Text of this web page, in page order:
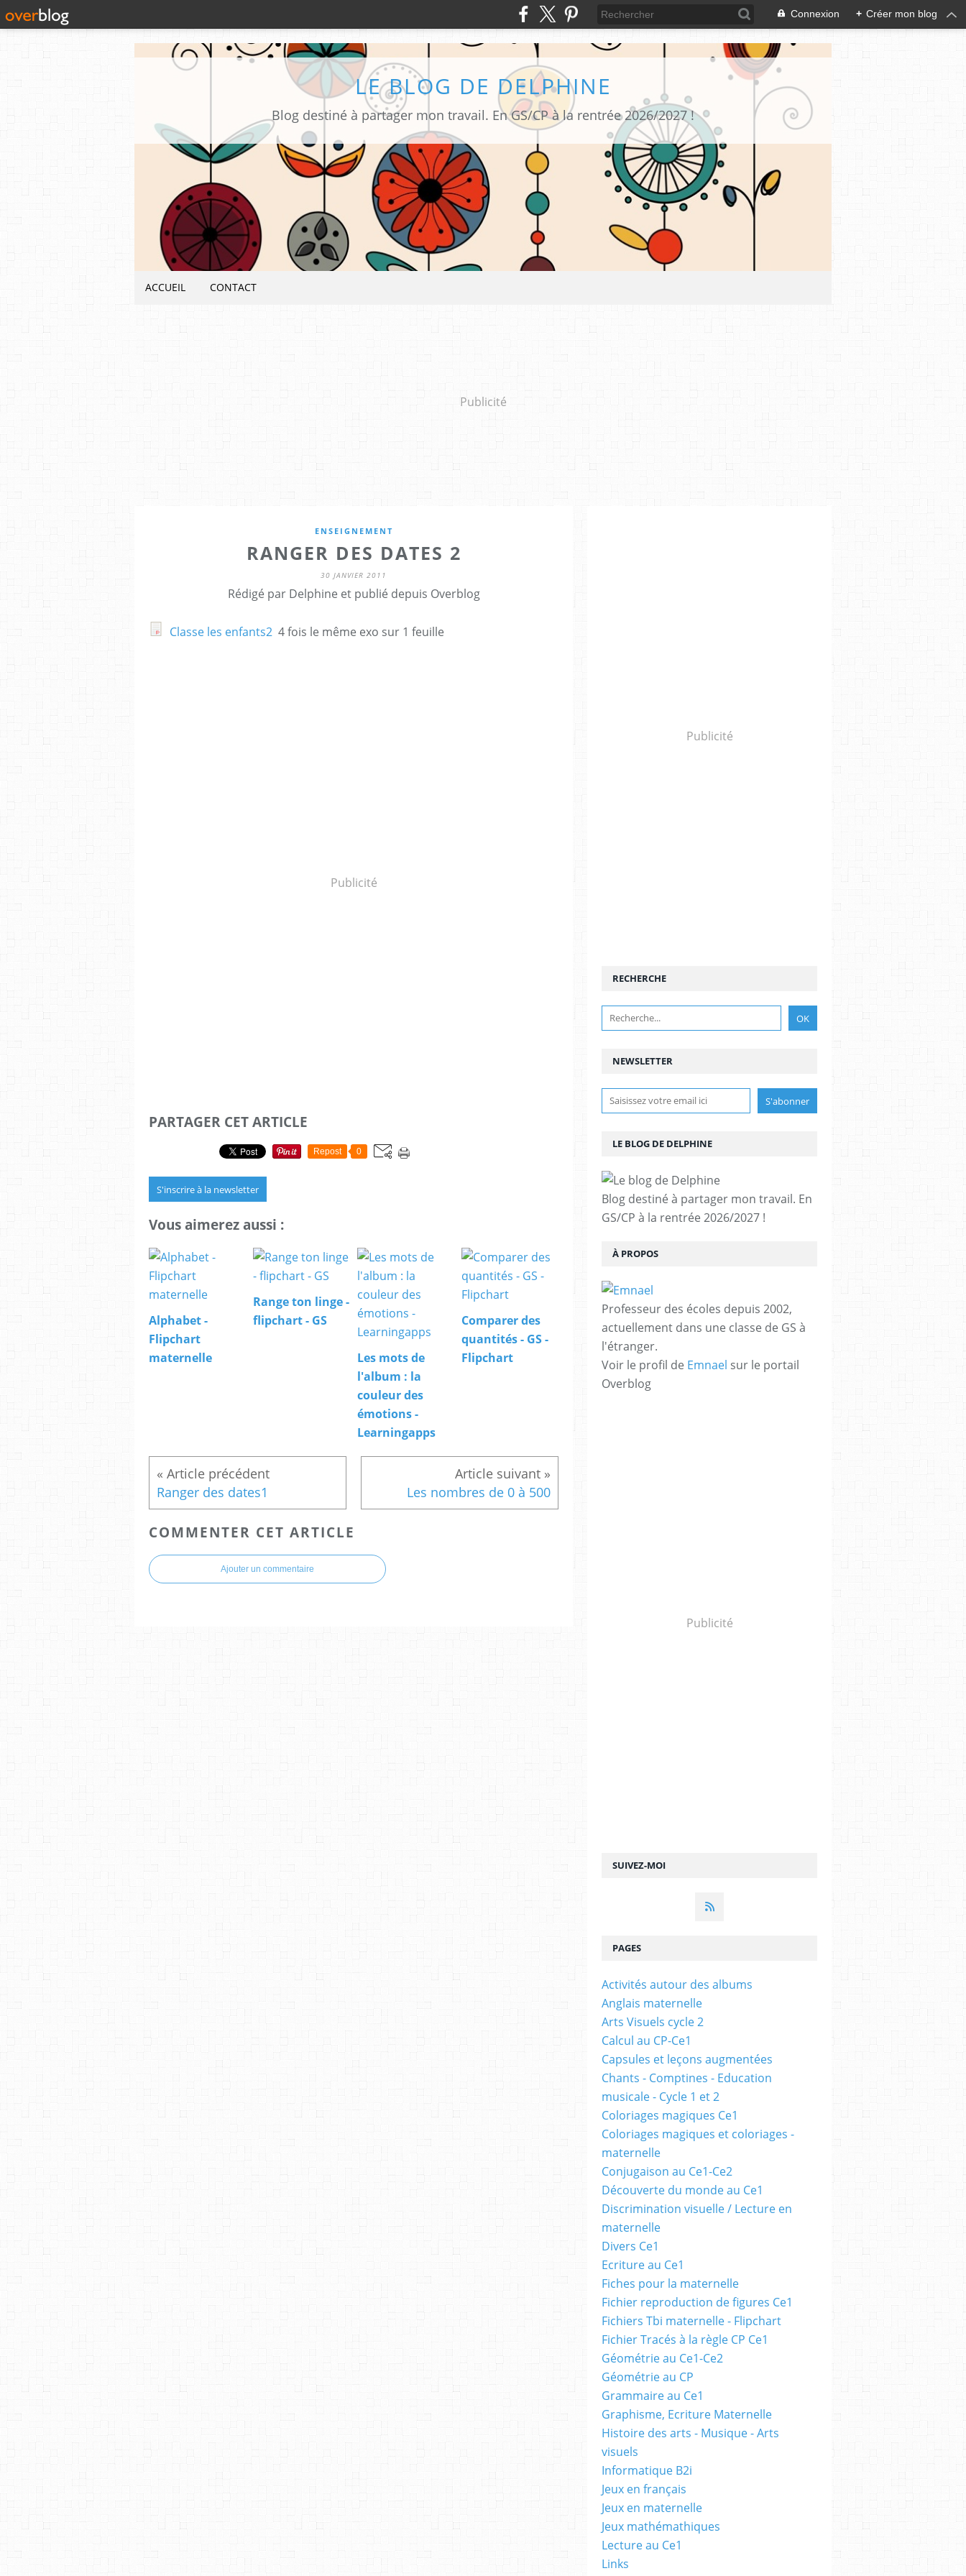
Connexion + Créer mon blog
LE BLOG DE DELPHINE
Blog destiné à partager mon travail. En GS/CP à la rentrée 2026/2027 !
ACCUEIL CONTACT
Publicité
ENSEIGNEMENT
RANGER DES DATES 2
30 JANVIER 2011
Rédigé par Delphine et publié depuis Overblog
Classe les enfants2 4 fois le même exo sur 1 feuille
Publicité
PARTAGER CET ARTICLE
Repost 0
S'inscrire à la newsletter
Vous aimerez aussi :
Alphabet -
Flipchart
maternelle
Range ton linge -
flipchart - GS
Les mots de
l'album : la
couleur des
émotions -
Learningapps
Comparer des
quantités - GS -
Flipchart
Ranger des dates1 Les nombres de 0 à 500
COMMENTER CET ARTICLE
Ajouter un commentaire
Publicité
NEWSLETTER
SUIVEZ-MOI
RECHERCHE
LE BLOG DE DELPHINE
Blog destiné à partager mon travail. En
GS/CP à la rentrée 2026/2027 !
À PROPOS
Professeur des écoles depuis 2002,
actuellement dans une classe de GS à
l'étranger.
Voir le profil de Emnael sur le portail
Overblog
Publicité
PAGES
Activités autour des albums
Anglais maternelle
Arts Visuels cycle 2
Calcul au CP-Ce1
Capsules et leçons augmentées
Chants - Comptines - Education
musicale - Cycle 1 et 2
Coloriages magiques Ce1
Coloriages magiques et coloriages -
maternelle
Conjugaison au Ce1-Ce2
Découverte du monde au Ce1
Discrimination visuelle / Lecture en
maternelle
Divers Ce1
Ecriture au Ce1
Fiches pour la maternelle
Fichier reproduction de figures Ce1
Fichiers Tbi maternelle - Flipchart
Fichier Tracés à la règle CP Ce1
Géométrie au Ce1-Ce2
Géométrie au CP
Grammaire au Ce1
Graphisme, Ecriture Maternelle
Histoire des arts - Musique - Arts
visuels
Informatique B2i
Jeux en français
Jeux en maternelle
Jeux mathémathiques
Lecture au Ce1
Links